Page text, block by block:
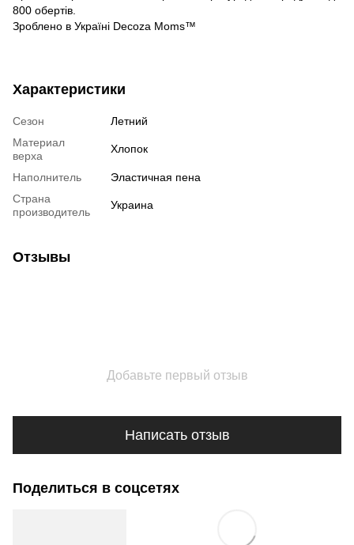
800 обертів.
Зроблено в Україні Decoza Moms™
Характеристики
Сезон
Летний
Материал
верха
Хлопок
Наполнитель
Эластичная пена
Страна
производитель
Украина
Отзывы
Добавьте первый отзыв
Написать отзыв
Поделиться в соцсетях